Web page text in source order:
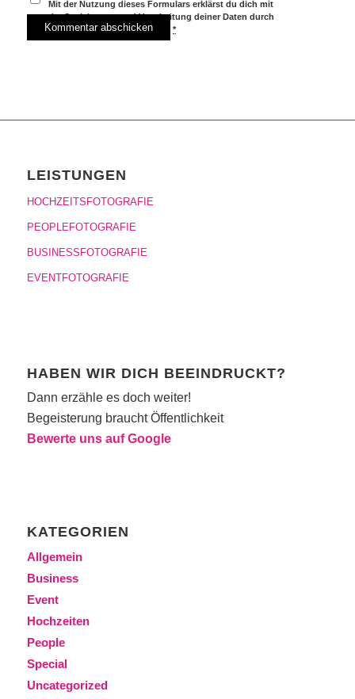
Mit der Nutzung dieses Formulars erklärst du dich mit
der Speicherung und Verarbeitung deiner Daten durch
diese Website einverstanden.*
LEISTUNGEN
HOCHZEITSFOTOGRAFIE
PEOPLEFOTOGRAFIE
BUSINESSFOTOGRAFIE
EVENTFOTOGRAFIE
HABEN WIR DICH BEEINDRUCKT?
Dann erzähle es doch weiter!
Begeisterung braucht Öffentlichkeit
Bewerte uns auf Google
KATEGORIEN
Allgemein
Business
Event
Hochzeiten
People
Special
Uncategorized